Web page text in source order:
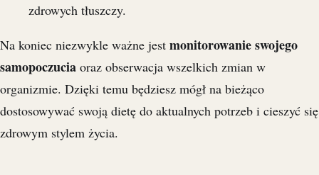
zdrowych tłuszczy.
Na koniec niezwykle ważne jest monitorowanie swojego
samopoczucia oraz obserwacja wszelkich zmian w
organizmie. Dzięki temu będziesz mógł na bieżąco
dostosowywać swoją dietę do aktualnych potrzeb i cieszyć się
zdrowym stylem życia.